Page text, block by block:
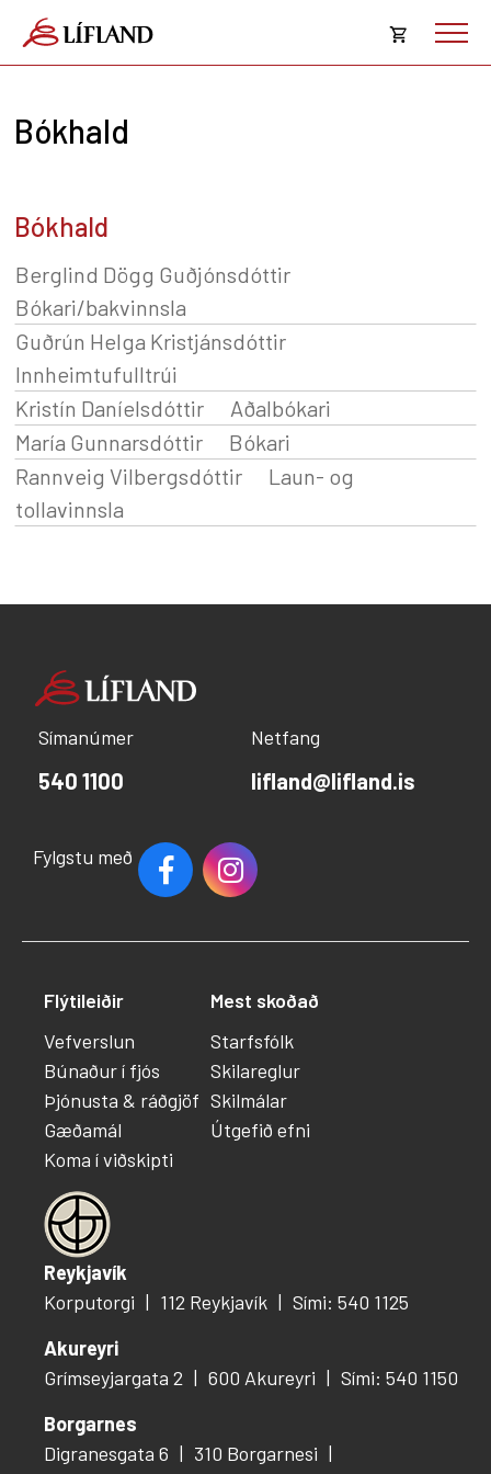
Opna
Karfan þín
Karfan er tóm.
Bókhald
Bókhald
Nafn
Berglind Dögg Guðjónsdóttir
Bókari/bakvinnsla
Nafn
Guðrún Helga Kristjánsdóttir
Innheimtufulltrúi
Nafn
Kristín Daníelsdóttir Starfsheiti
Aðalbókari
Nafn
María Gunnarsdóttir Starfsheiti
Bókari
Nafn
Rannveig Vilbergsdóttir Starfsheiti
Laun- og
tollavinnsla
Símanúmer
540 1100
Netfang
lifland@lifland.is
Fylgstu með
Reykjavík
Korputorgi
112 Reykjavík
Sími: 540 1125
Akureyri
Grímseyjargata 2
600 Akureyri
Sími: 540 1150
Borgarnes
Digranesgata 6
310 Borgarnesi
Flýtileiðir
Vefverslun
Búnaður í fjós
Þjónusta & ráðgjöf
Gæðamál
Koma í viðskipti
Mest skoðað
Starfsfólk
Skilareglur
Skilmálar
Útgefið efni